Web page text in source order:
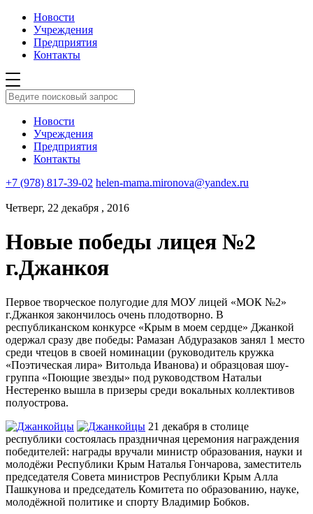
Новости
Учреждения
Предприятия
Контакты
Новости
Учреждения
Предприятия
Контакты
+7 (978) 817-39-02 helen-mama.mironova@yandex.ru
Четверг, 22 декабря , 2016
Новые победы лицея №2
г.Джанкоя
Первое творческое полугодие для МОУ лицей «МОК №2»
г.Джанкоя закончилось очень плодотворно. В
республиканском конкурсе «Крым в моем сердце» Джанкой
одержал сразу две победы: Рамазан Абдуразаков занял 1 место
среди чтецов в своей номинации (руководитель кружка
«Поэтическая лира» Витольда Иванова) и образцовая шоу-
группа «Поющие звезды» под руководством Натальи
Нестеренко вышла в призеры среди вокальных коллективов
полуострова.
21 декабря в столице
республики состоялась праздничная церемония награждения
победителей: награды вручали министр образования, науки и
молодёжи Республики Крым Наталья Гончарова, заместитель
председателя Совета министров Республики Крым Алла
Пашкунова и председатель Комитета по образованию, науке,
молодёжной политике и спорту Владимир Бобков.